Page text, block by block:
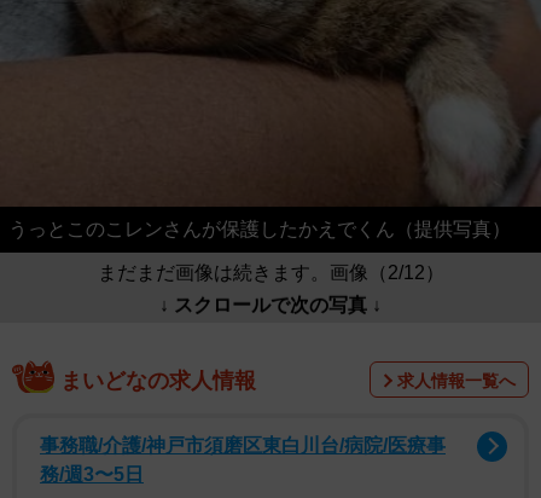
うっとこのこレンさんが保護したかえでくん（提供写真）
まだまだ画像は続きます。画像（2/12）
↓ スクロールで次の写真 ↓
まいどなの求人情報 求人情報一覧へ
事務職/介護/神戸市須磨区東白川台/病院/医療事
務/週3〜5日